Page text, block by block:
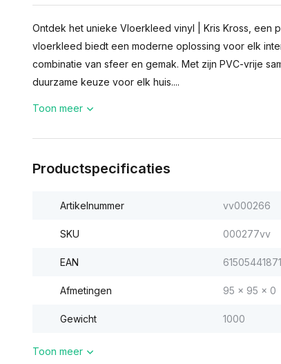
Ontdek het unieke Vloerkleed vinyl | Kris Kross, een
vloerkleed biedt een moderne oplossing voor elk
combinatie van sfeer en gemak. Met zijn PVC-vrije
duurzame keuze voor elk huis....
Toon meer
Productspecificaties
Artikelnummer vv000266
SKU 000277vv
EAN
Afmetingen 95 x 95 x 0
Gewicht 1000
Toon meer